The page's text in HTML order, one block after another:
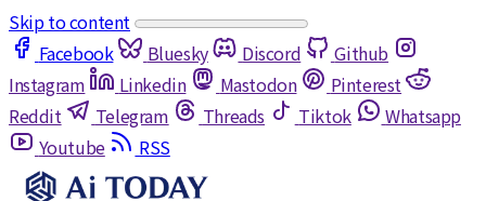
Skip to content
Facebook
Bluesky Discord
Github
Instagram
Linkedin Mastodon
Pinterest
Reddit
Telegram Threads Tiktok
Whatsapp
Youtube
RSS